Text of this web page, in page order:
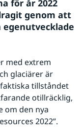
för år 2022
genom att
egenutvecklade
med extrem
glaciärer är
tillståndet
otillräcklig,
om den nya
2022”.